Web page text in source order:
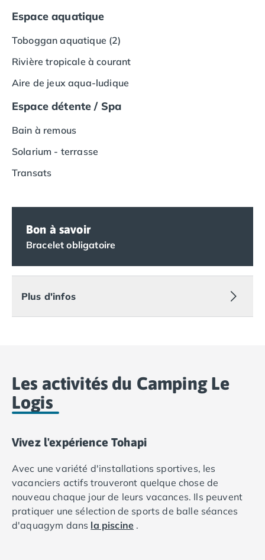
Camping Valras-Plage
Camping Vias-Plage
Camping Pyrénées-Orientales
Camping Argelès-sur-Mer
Camping Canet-en-Roussillon
Camping Collioure
Camping Le Barcarès
Camping Saint-Cyprien
Camping Limousin
Camping Lorraine
Camping Midi-Pyrénées
Camping Millau
Camping Nant
Camping Gers
Camping Lot-et-Garonne
Camping Tarn
Camping Boulogne-sur-Mer
Camping Le Portel
Camping Le Touquet
Camping Merlimont
Camping Loire-Atlantique
Camping La Baule-Escoublac
Camping La Turballe
Camping Nantes
Camping Pornic
Camping Pornichet
Espace aquatique
Toboggan aquatique (2)
Rivière tropicale à courant
Aire de jeux aqua-ludique
Espace détente / Spa
Bain à remous
Solarium - terrasse
Transats
Bon à savoir
Bracelet obligatoire
Plus d'infos
Les activités du Camping Le
Logis
Vivez l'expérience Tohapi
Avec une variété d'installations sportives, les
vacanciers actifs trouveront quelque chose de
nouveau chaque jour de leurs vacances. Ils peuvent
pratiquer une sélection de sports de balle séances
d'aquagym dans la piscine .